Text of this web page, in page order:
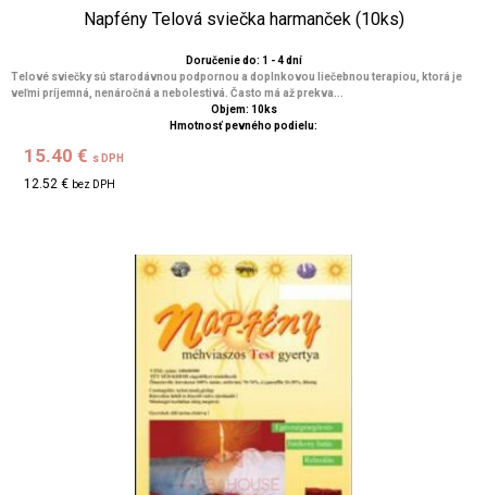
Napfény Telová sviečka harmanček (10ks)
Doručenie do: 1 - 4 dní
Telové sviečky sú starodávnou podpornou a doplnkovou liečebnou terapiou, ktorá je
veľmi príjemná, nenáročná a nebolestivá. Často má až prekva...
Objem: 10ks
Hmotnosť pevného podielu:
15.40 € s DPH
12.52 € bez DPH